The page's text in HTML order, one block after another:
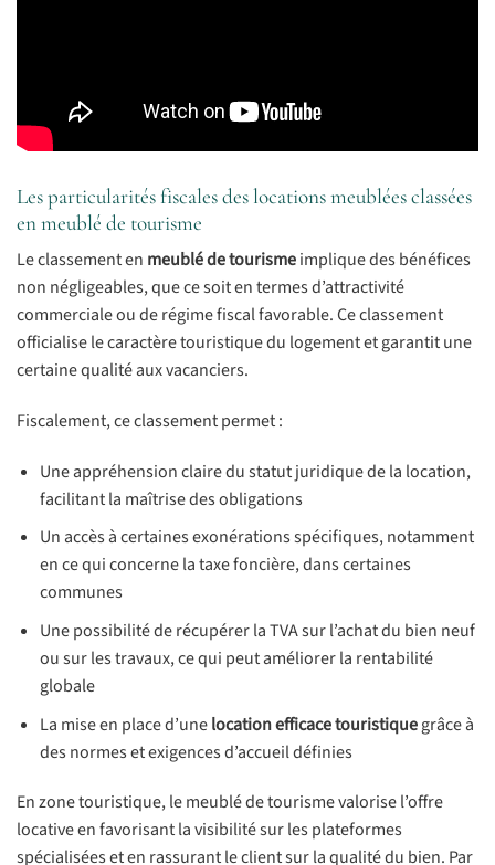
Les particularités fiscales des locations meublées classées
en meublé de tourisme
Le classement en meublé de tourismeimplique des bénéfices
non négligeables, que ce soit en termes d’attractivité
commerciale ou de régime fiscal favorable. Ce classement
officialise le caractère touristique du logement et garantit une
certaine qualité aux vacanciers.
Fiscalement, ce classement permet :
Une appréhension claire du statut juridique de la location,
facilitant la maîtrise des obligations
Un accès à certaines exonérations spécifiques, notamment
en ce qui concerne la taxe foncière, dans certaines
communes
Une possibilité de récupérer la TVA sur l’achat du bien neuf
ou sur les travaux, ce qui peut améliorer la rentabilité
globale
La mise en place d’unelocation efficace touristiquegrâce à
des normes et exigences d’accueil définies
En zone touristique, le meublé de tourisme valorise l’offre
locative en favorisant la visibilité sur les plateformes
spécialisées et en rassurant le client sur la qualité du bien. Par